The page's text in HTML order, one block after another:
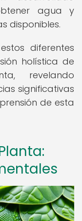
agua y
disponibles.
diferentes
holística de
revelando
significativas
de esta